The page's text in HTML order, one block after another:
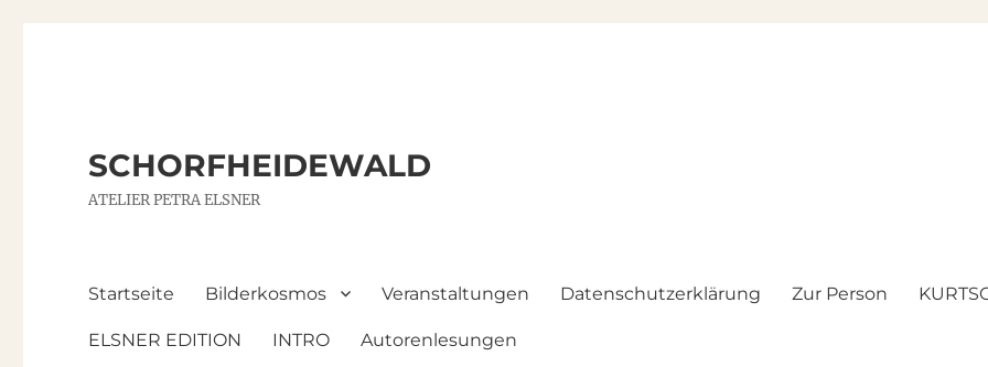
SCHORFHEIDEWALD
ATELIER PETRA ELSNER
Startseite Bilderkosmos Veranstaltungen Datenschutzerklärung Zur Person
ELSNER EDITION INTRO Autorenlesungen